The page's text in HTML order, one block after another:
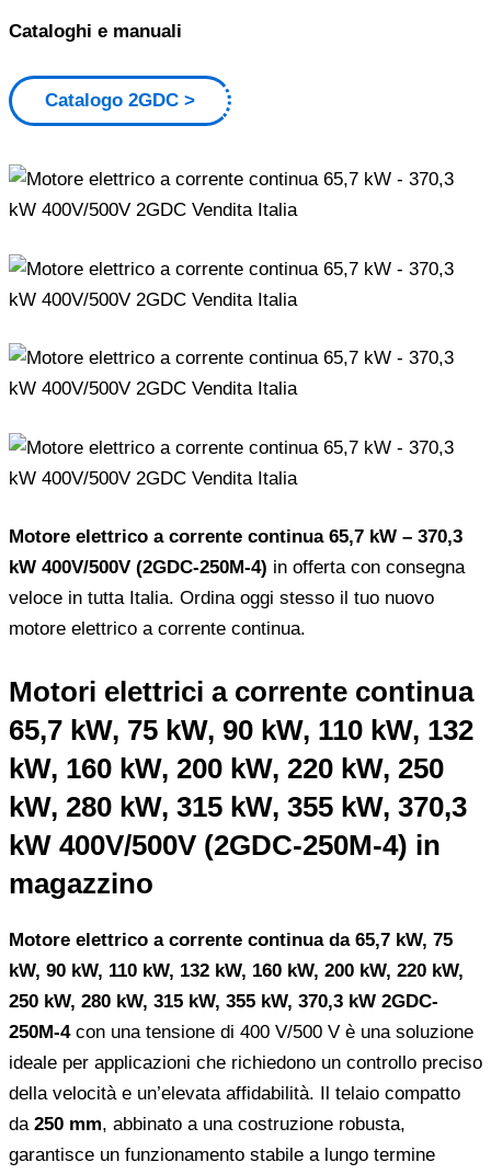
Cataloghi e manuali
Catalogo 2GDC
Motore elettrico a corrente continua 65,7 kW – 370,3
kW 400V/500V (2GDC-250M-4) in offerta con consegna
veloce in tutta Italia. Ordina oggi stesso il tuo nuovo
motore elettrico a corrente continua.
Motori elettrici a corrente continua
65,7 kW, 75 kW, 90 kW, 110 kW, 132
kW, 160 kW, 200 kW, 220 kW, 250
kW, 280 kW, 315 kW, 355 kW, 370,3
kW 400V/500V (2GDC-250M-4) in
magazzino
Motore elettrico a corrente continua da 65,7 kW, 75
kW, 90 kW, 110 kW, 132 kW, 160 kW, 200 kW, 220 kW,
250 kW, 280 kW, 315 kW, 355 kW, 370,3 kW 2GDC-
250M-4con una tensione di 400 V/500 V è una soluzione
ideale per applicazioni che richiedono un controllo preciso
della velocità e un’elevata affidabilità. Il telaio compatto
da 250 mm, abbinato a una costruzione robusta,
garantisce un funzionamento stabile a lungo termine